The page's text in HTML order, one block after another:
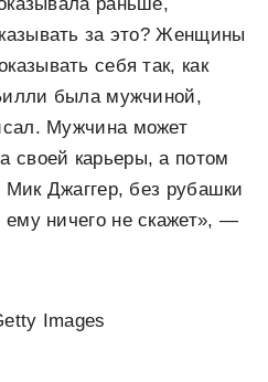
за это? Женщины
себя так, как
была мужчиной,
Мужчина может
своей карьеры, а потом
Джаггер, без рубашки
ему ничего не скажет», —
Images